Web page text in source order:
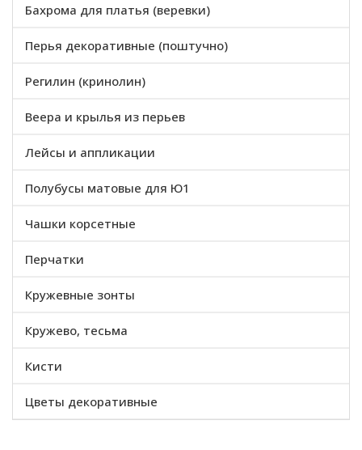
Бахрома для платья (веревки)
Перья декоративные (поштучно)
Регилин (кринолин)
Веера и крылья из перьев
Лейсы и аппликации
Полубусы матовые для Ю1
Чашки корсетные
Перчатки
Кружевные зонты
Кружево, тесьма
Кисти
Цветы декоративные